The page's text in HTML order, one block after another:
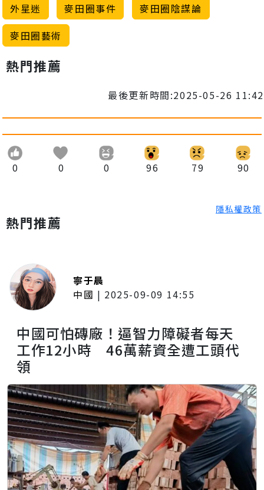
外星迷
麥田圈事件
麥田圈陰謀論
麥田圈藝術
熱門推薦
最後更新時間:2025-05-26 11:42
0 0 0 96 79 90
隱私權政策
熱門推薦
寧于晨
中國 | 2025-09-09 14:55
中國可怕磚廠！逼智力障礙者每天
工作12小時 46萬薪資全遭工頭代
領